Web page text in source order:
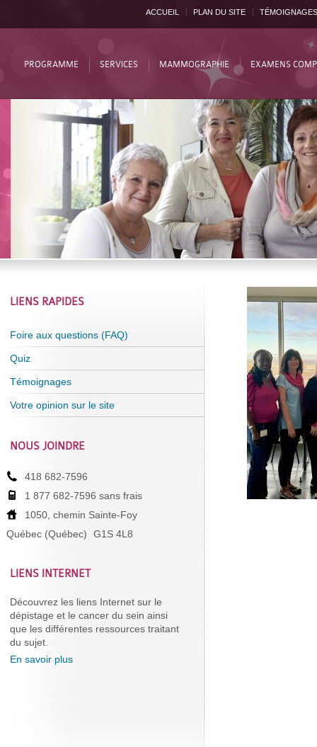
ACCUEIL PLAN DU SITE TÉMOIGNAGES
PROGRAMME SERVICES MAMMOGRAPHIE EXAMENS
LIENS RAPIDES
Foire aux questions (FAQ)
Quiz
Témoignages
Votre opinion sur le site
NOUS JOINDRE
418 682-7596
1 877 682-7596 sans frais
1050, chemin Sainte-Foy
Québec (Québec)
G1S 4L8
LIENS INTERNET
Découvrez les liens Internet sur le
dépistage et le cancer du sein ainsi
que les différentes ressources traitant
du sujet.
En savoir plus